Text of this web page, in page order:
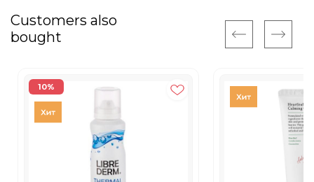
Customers also
bought
10%